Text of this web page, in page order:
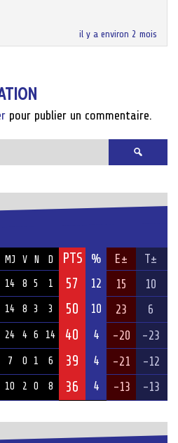
il y a environ 2 mois
pour publier un commentaire.
Rechercher :
MJ V N D PTS % E± T±
14 8 5 1 57 12 15 10
14 8 3 3 50 10 23 6
24 4 6 14 40 4 -20 -23
7 0 1 6 39 4 -21 -12
10 2 0 8 36 4 -13 -13